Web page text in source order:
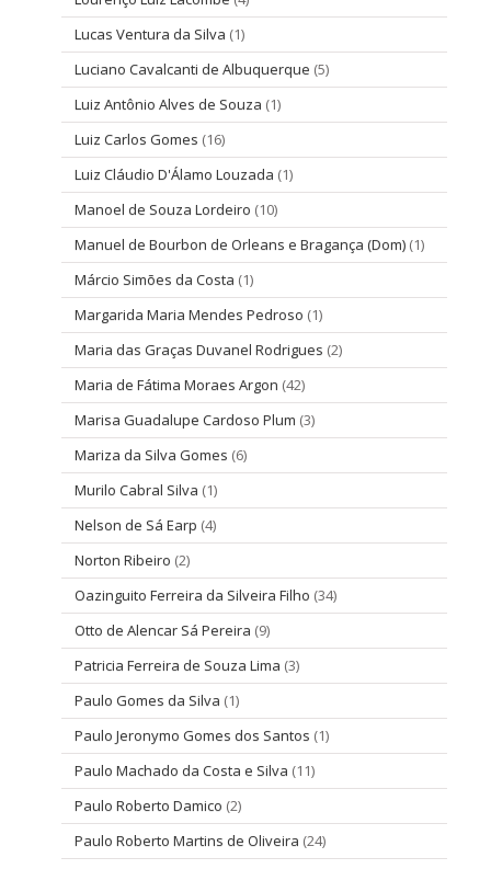
Lucas Ventura da Silva (1)
Luciano Cavalcanti de Albuquerque (5)
Luiz Antônio Alves de Souza (1)
Luiz Carlos Gomes (16)
Luiz Cláudio D'Álamo Louzada (1)
Manoel de Souza Lordeiro (10)
Manuel de Bourbon de Orleans e Bragança (Dom) (1)
Márcio Simões da Costa (1)
Margarida Maria Mendes Pedroso (1)
Maria das Graças Duvanel Rodrigues (2)
Maria de Fátima Moraes Argon (42)
Marisa Guadalupe Cardoso Plum (3)
Mariza da Silva Gomes (6)
Murilo Cabral Silva (1)
Nelson de Sá Earp (4)
Norton Ribeiro (2)
Oazinguito Ferreira da Silveira Filho (34)
Otto de Alencar Sá Pereira (9)
Patricia Ferreira de Souza Lima (3)
Paulo Gomes da Silva (1)
Paulo Jeronymo Gomes dos Santos (1)
Paulo Machado da Costa e Silva (11)
Paulo Roberto Damico (2)
Paulo Roberto Martins de Oliveira (24)